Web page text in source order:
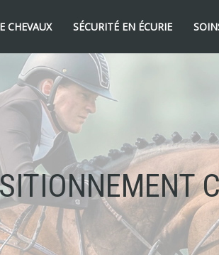
CHEVAUX SÉCURITÉ EN ÉCURIE